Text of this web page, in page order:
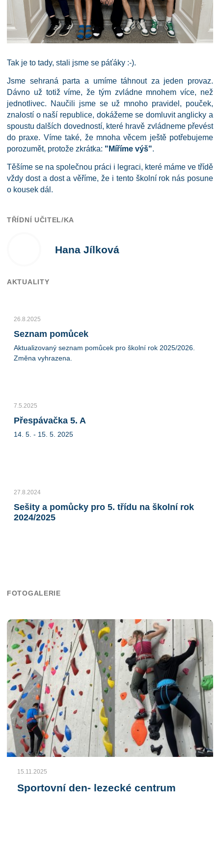
Tak je to tady, stali jsme se páťáky :-).
Jsme sehraná parta a umíme táhnout za jeden provaz.
Dávno už totiž víme, že tým zvládne mnohem více, než
jednotlivec. Naučili jsme se už mnoho pravidel, pouček,
znalostí o naší republice, dokážeme se domluvit anglicky a
spoustu dalších dovedností, které hravě zvládneme převést
do praxe. Víme také, že mnoha věcem ještě potřebujeme
porozumět, protože zkrátka: "Míříme výš".
Těšíme se na společnou práci i legraci, které máme ve třídě
vždy dost a dost a věříme, že i tento školní rok nás posune
o kousek dál.
TŘÍDNÍ UČITEL/KA
Hana Jílková
AKTUALITY
26.8.2025
Seznam pomůcek
Aktualizovaný seznam pomůcek pro školní rok 2025/2026.
Změna vyhrazena.
7.5.2025
Přespávačka 5. A
14. 5. - 15. 5. 2025
27.8.2024
Sešity a pomůcky pro 5. třídu na školní rok
2024/2025
FOTOGALERIE
15.11.2025
Sportovní den- lezecké centrum